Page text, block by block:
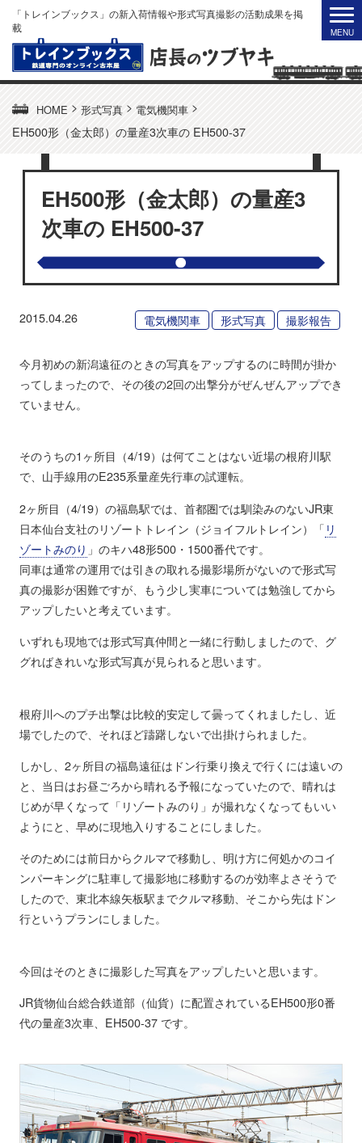
「トレインブックス」の新入荷情報や形式写真撮影の活動成果を掲
載
HOME > 形式写真 > 電気機関車 >
EH500形（金太郎）の量産3次車の EH500-37
EH500形（金太郎）の量産3
次車の EH500-37
2015.04.26 電気機関車 形式写真 撮影報告
今月初めの新潟遠征のときの写真をアップするのに時間が掛か
ってしまったので、その後の2回の出撃分がぜんぜんアップでき
ていません。
そのうちの1ヶ所目（4/19）は何てことはない近場の根府川駅
で、山手線用のE235系量産先行車の試運転。
2ヶ所目（4/19）の福島駅では、首都圏では馴染みのないJR東
日本仙台支社のリゾートトレイン（ジョイフルトレイン）「リ
ゾートみのり 」のキハ48形500・1500番代です。
同車は通常の運用では引きの取れる撮影場所がないので形式写
真の撮影が困難ですが、もう少し実車については勉強してから
アップしたいと考えています。
いずれも現地では形式写真仲間と一緒に行動しましたので、グ
グればきれいな形式写真が見られると思います。
根府川へのプチ出撃は比較的安定して曇ってくれましたし、近
場でしたので、それほど躊躇しないで出掛けられました。
しかし、2ヶ所目の福島遠征はドン行乗り換えで行くには遠いの
と、当日はお昼ごろから晴れる予報になっていたので、晴れは
じめが早くなって「リゾートみのり」が撮れなくなってもいい
ようにと、早めに現地入りすることにしました。
そのためには前日からクルマで移動し、明け方に何処かのコイ
ンパーキングに駐車して撮影地に移動するのが効率よさそうで
したので、東北本線矢板駅までクルマ移動、そこから先はドン
行というプランにしました。
今回はそのときに撮影した写真をアップしたいと思います。
JR貨物仙台総合鉄道部（仙貨）に配置されているEH500形0番
代の量産3次車、EH500-37 です。